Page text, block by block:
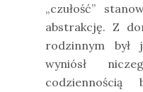
„czułość”
abstrakcję. Z
rodzinnym był
wyniósł
codziennością